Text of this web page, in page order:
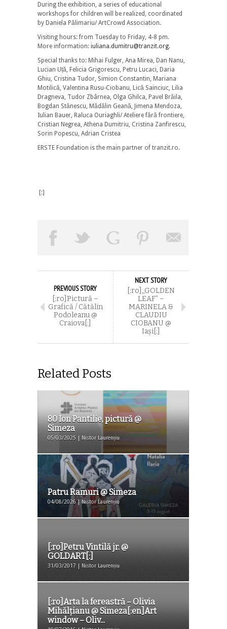
During the exhibition, a series of educational
workshops for children will be realized, coordinated
by Daniela Pălimariu/ ArtCrowd Association.
Visiting hours: from Tuesday to Friday, 4-8 pm.
More information: iuliana.dumitru@tranzit.org.
Special thanks to: Mihai Fulger, Ana Mirea, Dan Nanu,
Lucian Uță, Felicia Grigorescu, Petru Lucaci, Daria
Ghiu, Cristina Tudor, Simion Constantin, Mariana
Motilică, Valentina Rusu-Ciobanu, Lică Sainciuc, Lilia
Dragneva, Tudor Zbârnea, Olga Ghilca, Pavel Brăila,
Bogdan Stănescu, Mădălin Geană, Jimena Mendoza,
Iulian Bauer, Raluca Ouriaghli/ Ateliere fără frontiere,
Cristian Negrea, Athena Dumitriu, Cristina Zanfirescu,
Sorin Popescu, Adrian Cristea
ERSTE Foundation is the main partner of tranzit.ro.
[:]
PREVIOUS STORY
[:ro]Pictură –
Grafică / Cătălin
Podoleanu @
Craiova[:]
NEXT STORY
[:ro],,GOLDEN
LEAF” –
MARINELA &
CLAUDIU
CIOBANU @
Iași[:]
Related Posts
80 Ion Pantilie, pictură @
Simeza
05/03/2025 | Nistor Laurențiu
Patru Ramuri @ Simeza
04/08/2026 | Nistor Laurențiu
[:ro]Petru Vintilă jr. @
GOLDART[:]
31/03/2017 | Nistor Laurențiu
[:ro]Arta la fereastră – Olivia
Mihălțianu @ Simeza[:en]Art
window – Oliv...